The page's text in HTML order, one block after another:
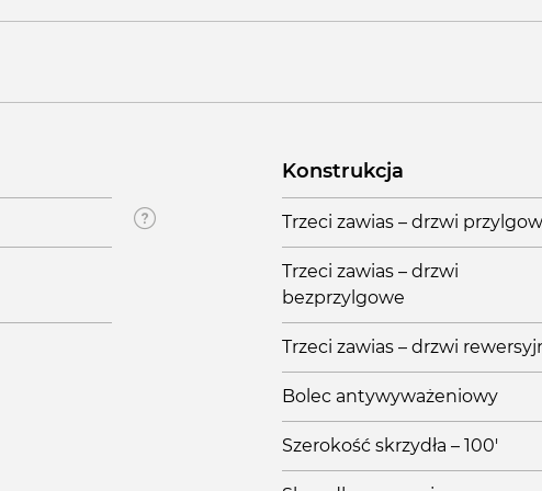
Konstrukcja
Trzeci zawias – drzwi
Trzeci zawias – drzwi
bezprzylgowe
Trzeci zawias – drzwi
Bolec antywyważeniowy
Szerokość skrzydła – 100'